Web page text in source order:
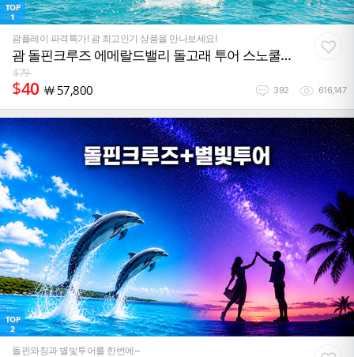
TOP
1
괌플레이 파격특가! 괌 최고인기 상품을 만나보세요!
괌 돌핀크루즈 에메랄드밸리 돌고래 투어 스노쿨링
낚시 참치회 괌 해외여행 패키지
$79
$40 ￦ 57,800 392 616,147
TOP
2
돌핀와칭과 별빛투어를 한번에~